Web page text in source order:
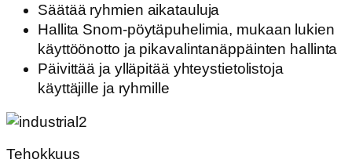
Säätää ryhmien aikatauluja
Hallita Snom-pöytäpuhelimia, mukaan lukien
käyttöönotto ja pikavalintanäppäinten hallinta
Päivittää ja ylläpitää yhteystietolistoja
käyttäjille ja ryhmille
Tehokkuus